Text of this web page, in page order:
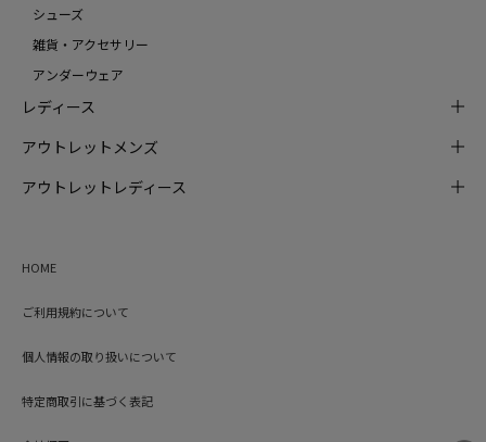
シューズ
雑貨・アクセサリー
アンダーウェア
レディース
アウトレットメンズ
アウトレットレディース
HOME
ご利用規約について
個人情報の取り扱いについて
特定商取引に基づく表記